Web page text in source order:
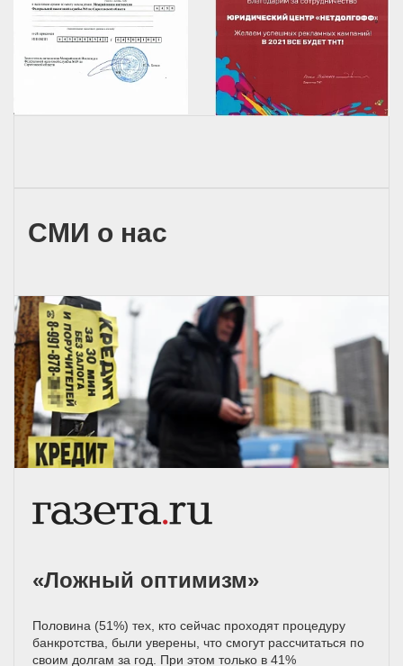
СМИ о нас
«Ложный оптимизм»
Половина (51%) тех, кто сейчас проходят процедуру
банкротства, были уверены, что смогут рассчитаться по
своим долгам за год. При этом только в 41%